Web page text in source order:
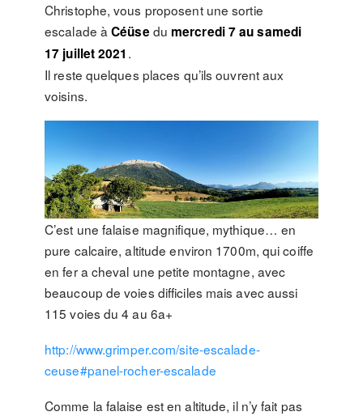
Christophe, vous proposent une sortie
escalade àCéüse du mercredi 7 au samedi
17 juillet 2021 .
Il reste quelques places qu’ils ouvrent aux
voisins.
C’est une falaise magnifique, mythique… en
pure calcaire, altitude environ 1700m, qui coiffe
en fer a cheval une petite montagne, avec
beaucoup de voies difficiles mais avec aussi
115 voies du 4 au 6a+
http://www.grimper.com/site-escalade-
ceuse#panel-rocher-escalade
Comme la falaise est en altitude, il n’y fait pas